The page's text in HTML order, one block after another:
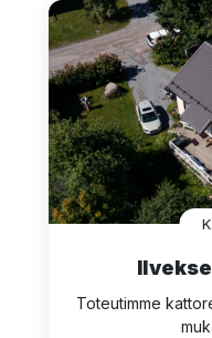
Toteutimme